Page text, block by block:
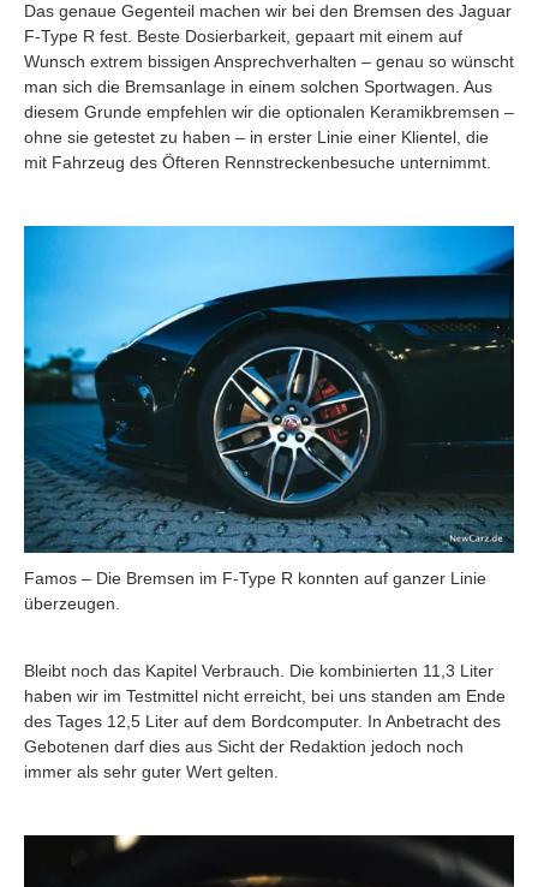
Das genaue Gegenteil machen wir bei den Bremsen des Jaguar
F-Type R fest. Beste Dosierbarkeit, gepaart mit einem auf
Wunsch extrem bissigen Ansprechverhalten – genau so wünscht
man sich die Bremsanlage in einem solchen Sportwagen. Aus
diesem Grunde empfehlen wir die optionalen Keramikbremsen –
ohne sie getestet zu haben – in erster Linie einer Klientel, die
mit Fahrzeug des Öfteren Rennstreckenbesuche unternimmt.
Famos – Die Bremsen im F-Type R konnten auf ganzer Linie
überzeugen.
Bleibt noch das Kapitel Verbrauch. Die kombinierten 11,3 Liter
haben wir im Testmittel nicht erreicht, bei uns standen am Ende
des Tages 12,5 Liter auf dem Bordcomputer. In Anbetracht des
Gebotenen darf dies aus Sicht der Redaktion jedoch noch
immer als sehr guter Wert gelten.